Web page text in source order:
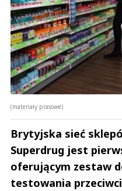
(materiały prasowe)
Brytyjska sieć
Superdrug jest
oferującym zestaw
testowania